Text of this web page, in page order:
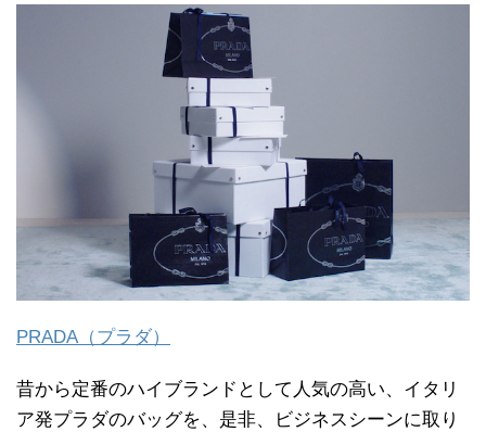
PRADA（プラダ）
昔から定番のハイブランドとして人気の高い、イタリ
ア発プラダのバッグを、是非、ビジネスシーンに取り